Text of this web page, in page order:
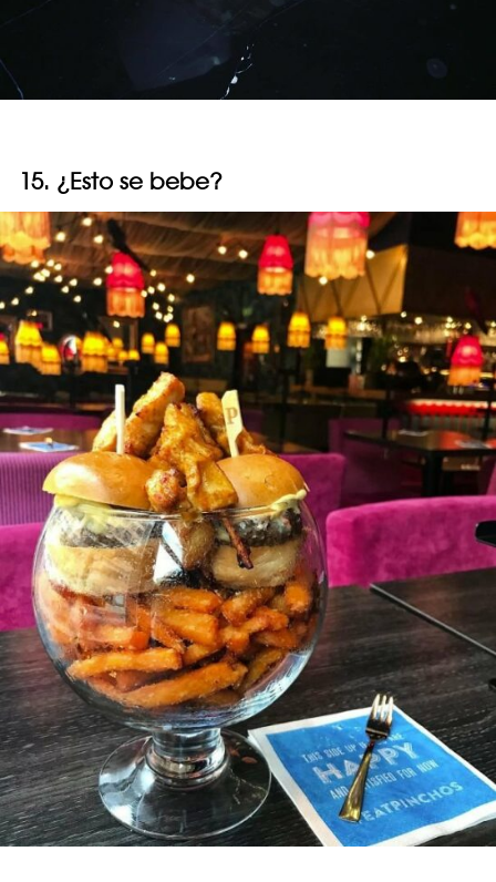
15. ¿Esto se bebe?